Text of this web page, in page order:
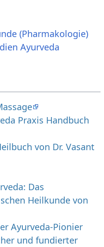
(Pharmakologie)
Ayurveda
Praxis Handbuch
von Dr. Vasant
Das
Heilkunde von
Ayurveda-Pionier
und fundierter